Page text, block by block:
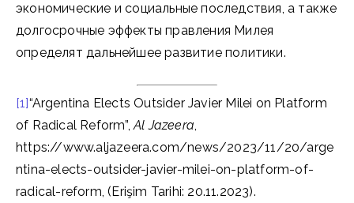
экономические и социальные последствия, а также
долгосрочные эффекты правления Милея
определят дальнейшее развитие политики.
[1]“Argentina Elects Outsider Javier Milei on Platform
of Radical Reform”,Al Jazeera,
https://www.aljazeera.com/news/2023/11/20/arge
ntina-elects-outsider-javier-milei-on-platform-of-
radical-reform, (Erişim Tarihi: 20.11.2023).